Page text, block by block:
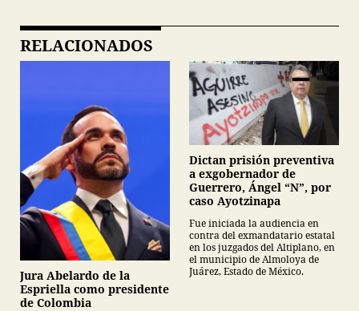
RELACIONADOS
Jura Abelardo de la
Espriella como presidente
de Colombia
Dictan prisión preventiva
a exgobernador de
Guerrero, Ángel “N”, por
caso Ayotzinapa
Fue iniciada la audiencia en
contra del exmandatario estatal
en los juzgados del Altiplano, en
el municipio de Almoloya de
Juárez, Estado de México.